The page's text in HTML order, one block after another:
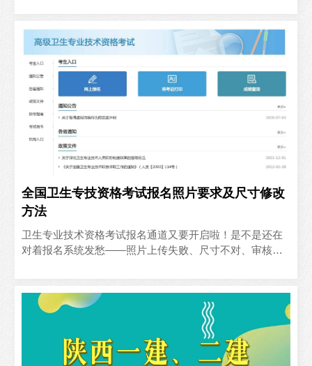
全国卫生专技资格考试报名照片要求及尺寸修改
方法
卫生专业技术资格考试报名通道又要开启啦！是不是还在
对着报名系统发愁——照片上传失败、尺寸不对、审核不